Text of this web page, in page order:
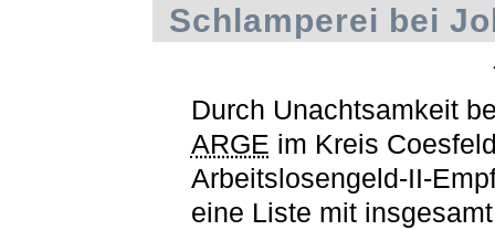
Schlamperei bei
Durch Unachtsamkeit
ARGE im Kreis
Arbeitslosengeld-II-
eine Liste mit